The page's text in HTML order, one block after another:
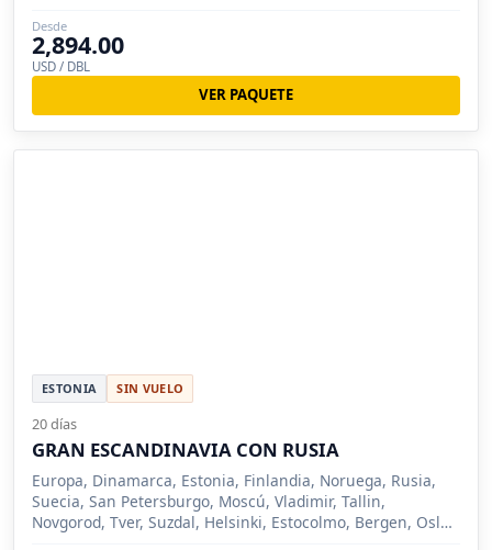
Desde
2,894.00
USD / DBL
VER PAQUETE
ESTONIA SIN VUELO
20 días
GRAN ESCANDINAVIA CON RUSIA
Europa, Dinamarca, Estonia, Finlandia, Noruega, Rusia,
Suecia, San Petersburgo, Moscú, Vladimir, Tallin,
Novgorod, Tver, Suzdal, Helsinki, Estocolmo, Bergen, Oslo,